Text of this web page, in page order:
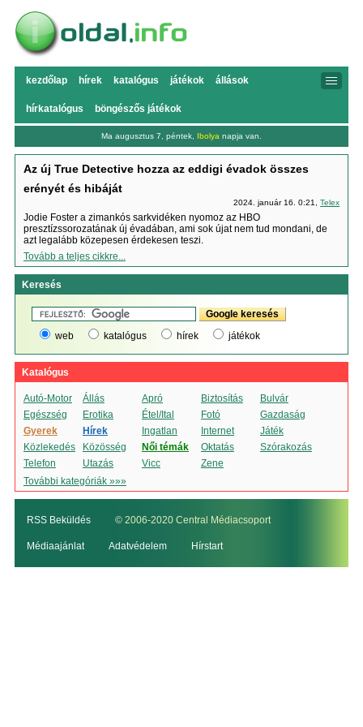
kezdőlap hírek katalógus játékok állások
hírkatalógus böngészős játékok
Ma augusztus 7, péntek, Ibolya napja van.
Az új True Detective hozza az eddigi évadok összes
erényét és hibáját
2024. január 16. 0:21,Telex
Jodie Foster a zimankós sarkvidéken nyomoz az HBO
presztízssorozatának új évadában, ami sok újat nem tud mondani, de
azt legalább közepesen érdekesen teszi.
Tovább a teljes cikkre...
Keresés
web katalógus hírek játékok
Katalógus
Autó-Motor Állás Apró Biztosítás
Bulvár
Egészség
Erotika Étel/Ital Fotó
Gazdaság
Gyerek
Hírek Ingatlan Internet
Játék
Közlekedés
Közösség Női témák Oktatás
Szórakozás
Telefon
Utazás Vicc
Zene
További kategóriák »»»
RSS Beküldés © 2006-2020 Central Médiacsoport
Médiaajánlat Adatvédelem Hírstart